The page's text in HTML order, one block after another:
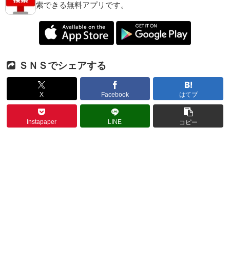
索できる無料アプリです。
ＳＮＳでシェアする
X Facebook はてブ
Instapaper LINE コピー